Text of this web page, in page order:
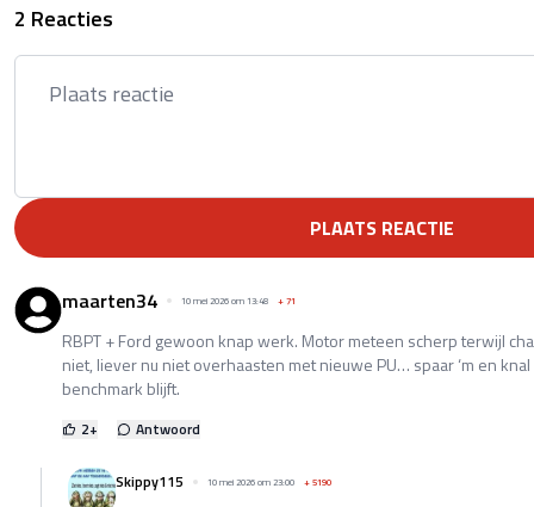
2 Reacties
PLAATS REACTIE
maarten34 10 mei 2026 om 13:48 +71
RBPT + Ford gewoon knap werk. Motor meteen scherp terwijl
niet, liever nu niet overhaasten met nieuwe PU… spaar ‘m en
benchmark blijft.
2+ Antwoord
Skippy115 10 mei 2026 om 23:00 +5190